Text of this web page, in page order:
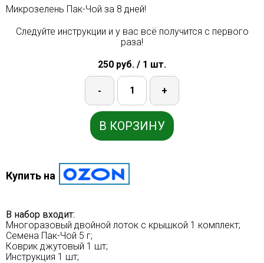
Микрозелень Пак-Чой за 8 дней!
Следуйте инструкции и у вас всё получится с первого
раза!
250 руб. / 1 шт.
- +
В КОРЗИНУ
Купить на
В набор входит:
Многоразовый двойной лоток с крышкой 1 комплект;
Семена Пак-Чой 5 г;
Коврик джутовый 1 шт;
Инструкция 1 шт;